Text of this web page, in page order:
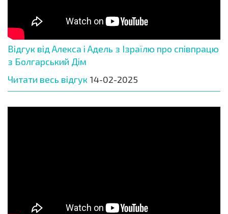
Відгук від Алекса і Адель з Ізраїлю про співпрацю
з Болгарський Дім
Читати весь відгук 14-02-2025